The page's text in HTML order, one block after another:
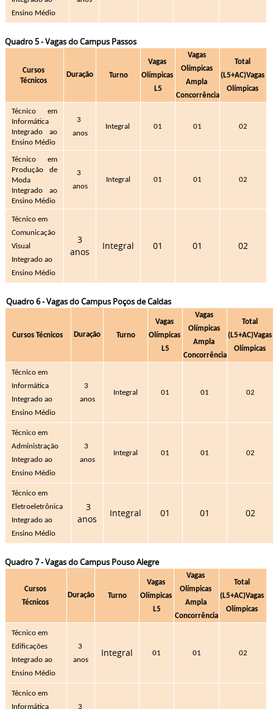
Ensino Médio
Quadro 5 - Vagas do Campus Passos
Cursos
Técnicos
Duração Turno
Vagas
Olímpicas
L5
Vagas
Olímpicas
Ampla
Concorrência
Total
(L5+AC)Vagas
Olímpicas
Técnico em
Informática
Integrado ao
Ensino Médio
3
anos
Integral 01 01 02
Técnico em
Produção de
Moda
Integrado ao
Ensino Médio
3
anos
Integral 01 01 02
Técnico em
Comunicação
Visual
Integrado ao
Ensino Médio
3
anos
Integral 01 01 02
Quadro 6 - Vagas do Campus Poços de Caldas
Cursos Técnicos Duração Turno
Vagas
Olímpicas
L5
Vagas
Olímpicas
Ampla
Concorrência
Total
(L5+AC)Vagas
Olímpicas
Técnico em
Informática
Integrado ao
Ensino Médio
3
anos
Integral 01 01 02
Técnico em
Administração
Integrado ao
Ensino Médio
3
anos
Integral 01 01 02
Técnico em
Eletroeletrônica
Integrado ao
Ensino Médio
3
anos
Integral 01 01 02
Quadro 7 - Vagas do Campus Pouso Alegre
Cursos
Técnicos
Duração Turno
Vagas
Olímpicas
L5
Vagas
Olímpicas
Ampla
Concorrência
Total
(L5+AC)Vagas
Olímpicas
Técnico em
Edificações
Integrado ao
Ensino Médio
3
anos
Integral 01 01 02
Técnico em
Informática
3